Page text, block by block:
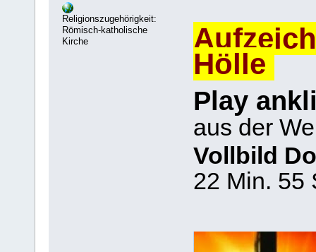
Religionszugehörigkeit:
Römisch-katholische
Kirche
Hölle
Play
aus der
Vollbild
22 Min. 55